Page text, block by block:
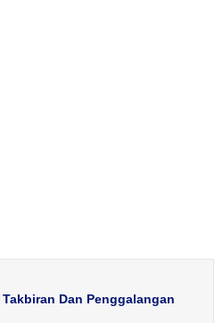
Dan Penggalangan